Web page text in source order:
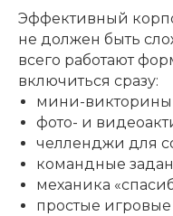
Эффективный
не должен быть
всего работают
включиться сразу:
мини-викторины
фото- и
челленджи для
командные
механика
простые